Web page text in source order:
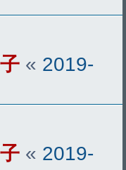
« 2019-
« 2019-